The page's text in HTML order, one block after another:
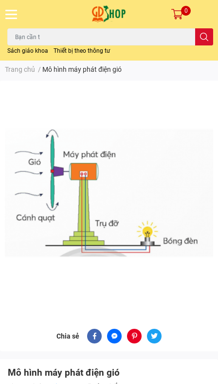
Sách giáo khoa Thiết bị theo thông tư
0
Trang chủ / Mô hình máy phát điện gió
Chia sẻ
Mô hình máy phát điện gió